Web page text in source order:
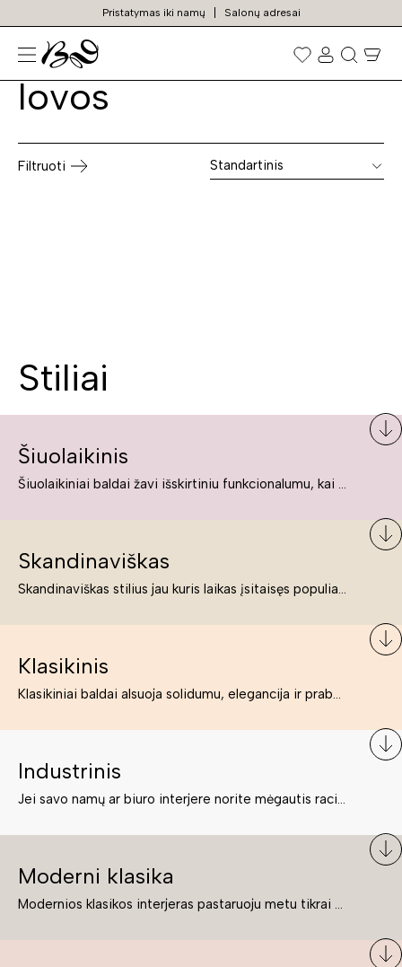
Pristatymas iki namų Salonų adresai
Prekių
paieška
Medinės miegamojo
lovos
Filtruoti Standartinis
Stiliai
Šiuolaikinis
Šiuolaikiniai baldai žavi išskirtiniu funkcionalumu, kai kurie jų pelnytai net pavadinami meno kūriniais, nes jie tikrai yra išskirtiniai, originalūs ir puikiai atliepiantys į šiuolaikinių žmonių poreikius bei gyvenimo būdo ypatumus.
Skandinaviškas
Skandinaviškas stilius jau kuris laikas įsitaisęs populiariausiųjų sąraše. Namai, butai labai dažnai įrengiami remiantis būtent šio stiliaus ypatumais. Dėl švelnių spalvų, praktiškumo ir estetikos jis masina tuos, kurie neabejingi šviesiem ar neutralių spalvų koloritui, paprastumui, funkcionalumui, natūralumui ir stilingai estetikai. Platų skandinaviškų baldų spektrą rasite „Deinavos baldų“ asortimente.
Klasikinis
Klasikiniai baldai alsuoja solidumu, elegancija ir prabanga. Paprastai jie būna masyvūs, kuria didybės įspūdį. Neabejotinai jie bus geriausias pasirinkimas estetiškam ir rafinuotam klasikiniam namų interjerui. Kartais klasikiniai baldai traktuojami kaip senoviniai, bet tai ne tiesa – klasika yra stilius, neišsemiama elegancija ir rafinuotumas.
Industrinis
Jei savo namų ar biuro interjere norite mėgautis racionaliai išnaudotomis erdvėmis, funkcionalumu ir esate neabejingi tamsesniam koloritui bei praktiškiems sprendimams, tuomet industrinis stilius bus būtent tai, ko Jums reikia. O industrinio stiliaus baldus išsirinksite mūsų asortimente.
Moderni klasika
Modernios klasikos interjeras pastaruoju metu tikrai yra „ant bangos“. Tie, kurie nenori pernelyg nutolti nuo klasikos, bet drauge žavisi šiuolaikiškais sprendimais, su malonumu savo namuose kuria klasikos ir modernaus interjero tandemą – elegantišką, subtilų ir žavingą.